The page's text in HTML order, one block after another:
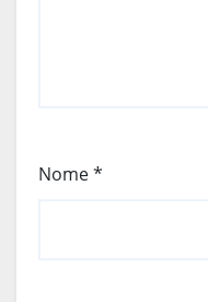
Nome*